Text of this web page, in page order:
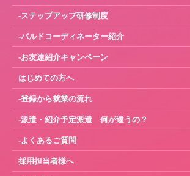
-ステップアップ研修制度
-パルドコーディネーター紹介
-お友達紹介キャンペーン
はじめての方へ
-登録から就業の流れ
-派遣・紹介予定派遣 何が違うの？
-よくあるご質問
採用担当者様へ